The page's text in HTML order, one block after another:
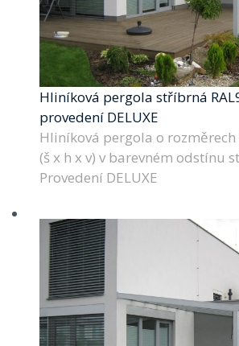
Hliníková pergola stříbrná
provedení DELUXE
Hliníková pergola o rozměrech
(š x h x v) v barevném odstínu
Provedení DELUXE